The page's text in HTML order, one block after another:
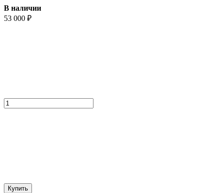
В наличии
53 000 ₽
Купить